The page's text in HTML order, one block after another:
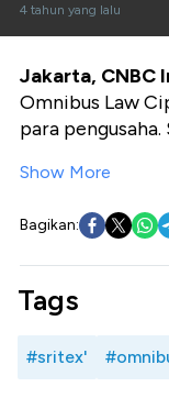
4 tahun yang lalu
Jakarta, CNBC
Omnibus Law
para pengusaha.
Show More
Bagikan:
Tags
#sritex'